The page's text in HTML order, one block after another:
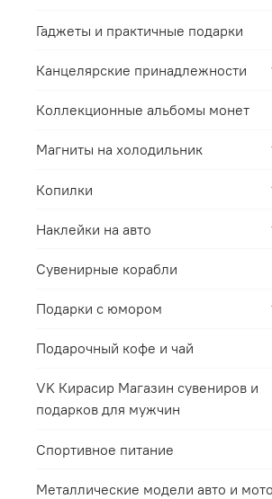
Гаджеты и практичные подарки
Канцелярские принадлежности
Коллекционные альбомы монет
Магниты на холодильник
Копилки
Наклейки на авто
Сувенирные корабли
Подарки с юмором
Подарочный кофе и чай
VK Кирасир Магазин сувениров и
подарков для мужчин
Спортивное питание
Металлические модели авто и мото